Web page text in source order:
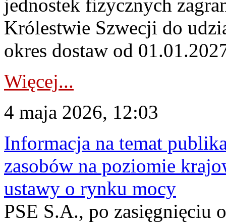
jednostek fizycznych
Królestwie Szwecji do
okres dostaw od
Więcej...
4 maja 2026, 12:03
Informacja na temat
zasobów na poziomie
ustawy o rynku mocy
PSE S.A., po zasięgnięciu